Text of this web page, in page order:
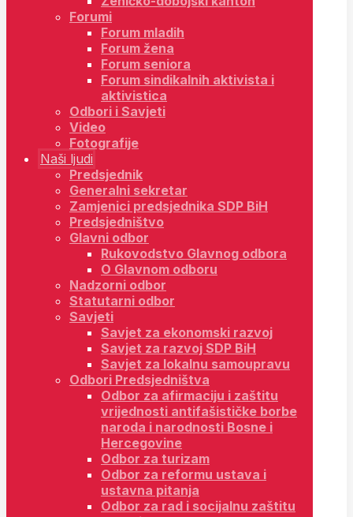
Forumi
Forum mladih
Forum žena
Forum seniora
Forum sindikalnih aktivista i
aktivistica
Odbori i Savjeti
Video
Fotografije
Naši ljudi
Predsjednik
Generalni sekretar
Zamjenici predsjednika SDP BiH
Predsjedništvo
Glavni odbor
Rukovodstvo Glavnog odbora
O Glavnom odboru
Nadzorni odbor
Statutarni odbor
Savjeti
Savjet za ekonomski razvoj
Savjet za razvoj SDP BiH
Savjet za lokalnu samoupravu
Odbori Predsjedništva
Odbor za afirmaciju i zaštitu
vrijednosti antifašističke borbe
naroda i narodnosti Bosne i
Hercegovine
Odbor za turizam
Odbor za reformu ustava i
ustavna pitanja
Odbor za rad i socijalnu zaštitu